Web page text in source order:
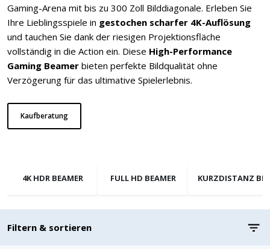
Gaming-Arena mit bis zu 300 Zoll Bilddiagonale. Erleben Sie
Ihre Lieblingsspiele in gestochen scharfer 4K-Auflösung
und tauchen Sie dank der riesigen Projektionsfläche
vollständig in die Action ein. Diese High-Performance
Gaming Beamer bieten perfekte Bildqualität ohne
Verzögerung für das ultimative Spielerlebnis.
Kaufberatung
4K HDR BEAMER FULL HD BEAMER KURZDISTANZ
Filtern & sortieren